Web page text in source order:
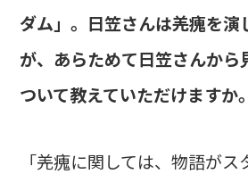
ダム」。日笠さんは羌瘣を演
が、あらためて日笠さんから
ついて教えていただけますか。
「羌瘣に関しては、物語が